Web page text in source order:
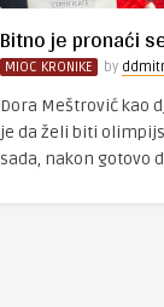
Bitno je pronaći
MIOC KRONIKE by
Dora Meštrović kao
je da želi biti
sada, nakon gotovo